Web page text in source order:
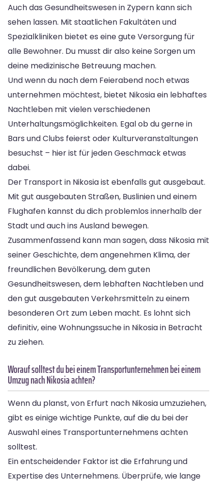
Auch das Gesundheitswesen in Zypern kann sich
sehen lassen. Mit staatlichen Fakultäten und
Spezialkliniken bietet es eine gute Versorgung für
alle Bewohner. Du musst dir also keine Sorgen um
deine medizinische Betreuung machen.
Und wenn du nach dem Feierabend noch etwas
unternehmen möchtest, bietet Nikosia ein lebhaftes
Nachtleben mit vielen verschiedenen
Unterhaltungsmöglichkeiten. Egal ob du gerne in
Bars und Clubs feierst oder Kulturveranstaltungen
besuchst – hier ist für jeden Geschmack etwas
dabei.
Der Transport in Nikosia ist ebenfalls gut ausgebaut.
Mit gut ausgebauten Straßen, Buslinien und einem
Flughafen kannst du dich problemlos innerhalb der
Stadt und auch ins Ausland bewegen.
Zusammenfassend kann man sagen, dass Nikosia mit
seiner Geschichte, dem angenehmen Klima, der
freundlichen Bevölkerung, dem guten
Gesundheitswesen, dem lebhaften Nachtleben und
den gut ausgebauten Verkehrsmitteln zu einem
besonderen Ort zum Leben macht. Es lohnt sich
definitiv, eine Wohnungssuche in Nikosia in Betracht
zu ziehen.
Worauf solltest du bei einem Transportunternehmen bei einem
Umzug nach Nikosia achten?
Wenn du planst, von Erfurt nach Nikosia umzuziehen,
gibt es einige wichtige Punkte, auf die du bei der
Auswahl eines Transportunternehmens achten
solltest.
Ein entscheidender Faktor ist die Erfahrung und
Expertise des Unternehmens. Überprüfe, wie lange